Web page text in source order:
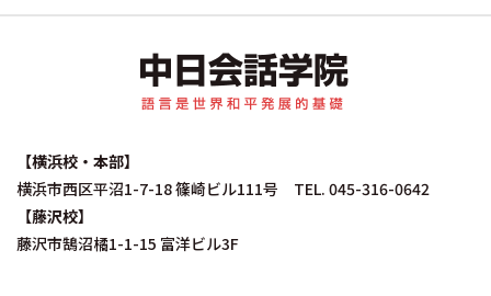
【横浜校・本部】
横浜市西区平沼1-7-18 篠崎ビル111号 TEL. 045-316-0642
【藤沢校】
藤沢市鵠沼橘1-1-15 富洋ビル3F